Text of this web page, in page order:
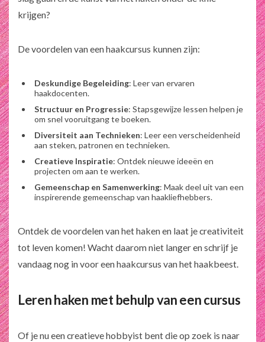
krijgen?
De voordelen van een haakcursus kunnen zijn:
Deskundige Begeleiding: Leer van ervaren
haakdocenten.
Structuur en Progressie: Stapsgewijze lessen helpen je
om snel vooruitgang te boeken.
Diversiteit aan Technieken: Leer een verscheidenheid
aan steken, patronen en technieken.
Creatieve Inspiratie: Ontdek nieuwe ideeën en
projecten om aan te werken.
Gemeenschap en Samenwerking: Maak deel uit van een
inspirerende gemeenschap van haakliefhebbers.
Ontdek de voordelen van het haken en laat je creativiteit
tot leven komen! Wacht daarom niet langer en schrijf je
vandaag nog in voor een haakcursus van het haakbeest.
Leren haken met behulp van een cursus
Of je nu een creatieve hobbyist bent die op zoek is naar